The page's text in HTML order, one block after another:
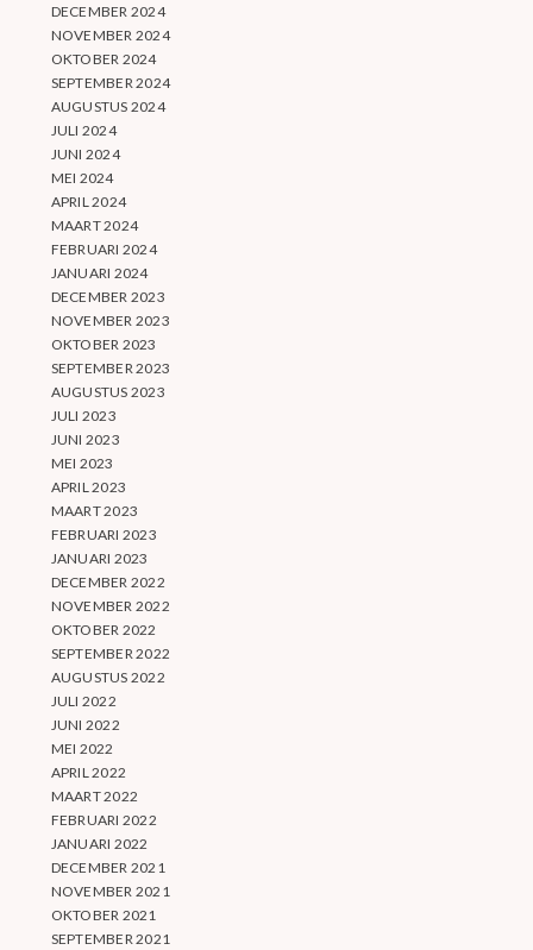
DECEMBER 2024
NOVEMBER 2024
OKTOBER 2024
SEPTEMBER 2024
AUGUSTUS 2024
JULI 2024
JUNI 2024
MEI 2024
APRIL 2024
MAART 2024
FEBRUARI 2024
JANUARI 2024
DECEMBER 2023
NOVEMBER 2023
OKTOBER 2023
SEPTEMBER 2023
AUGUSTUS 2023
JULI 2023
JUNI 2023
MEI 2023
APRIL 2023
MAART 2023
FEBRUARI 2023
JANUARI 2023
DECEMBER 2022
NOVEMBER 2022
OKTOBER 2022
SEPTEMBER 2022
AUGUSTUS 2022
JULI 2022
JUNI 2022
MEI 2022
APRIL 2022
MAART 2022
FEBRUARI 2022
JANUARI 2022
DECEMBER 2021
NOVEMBER 2021
OKTOBER 2021
SEPTEMBER 2021